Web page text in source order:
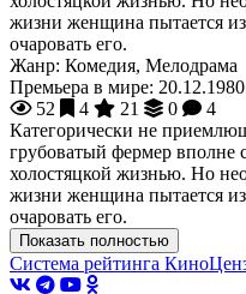
жизни женщина пытается
очаровать его.
Жанр: Комедия, Мелодрама
Премьера в мире: 20.12.1980
52
4 21 0
4
Категорически не
грубоватый фермер вполне
холостяцкой жизнью. Но
жизни женщина пытается
очаровать его.
Показать полностью
Система рейтинга